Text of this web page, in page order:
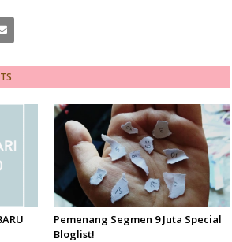
Pemenang Segmen 9 Juta Special
Bloglist!